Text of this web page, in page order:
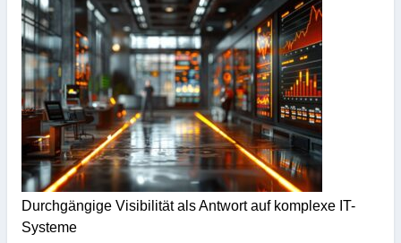
Durchgängige Visibilität als Antwort auf komplexe IT-
Systeme